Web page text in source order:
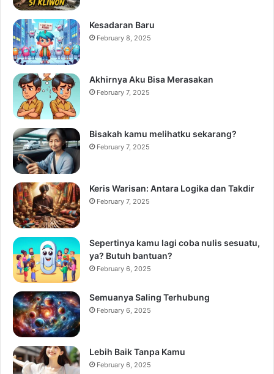
Kesadaran Baru
February 8, 2025
Akhirnya Aku Bisa Merasakan
February 7, 2025
Bisakah kamu melihatku sekarang?
February 7, 2025
Keris Warisan: Antara Logika dan Takdir
February 7, 2025
Sepertinya kamu lagi coba nulis sesuatu,
ya? Butuh bantuan?
February 6, 2025
Semuanya Saling Terhubung
February 6, 2025
Lebih Baik Tanpa Kamu
February 6, 2025